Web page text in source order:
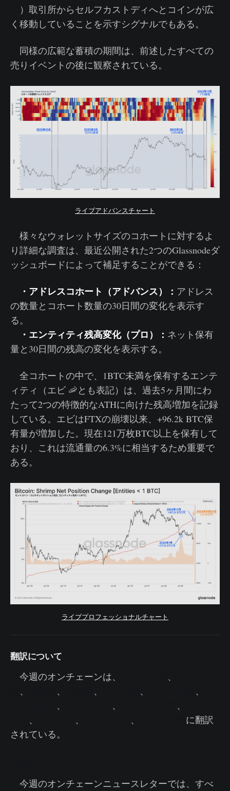
）取引所からセルフカストディへとコインが広
く移動していることを示すシグナルでもある。
同様の広範な蓄積の期間は、前述したすべての
売りイベントの後に観察されている。
ライブアドバンスチャート
様々なウォレットサイズのコホートに対するよ
り詳細な調査は、最近公開された2つのGlassnodeダ
ッシュボードによって補足することができる：
・ アドレスコホート （アドバンス）： アドレス
の数量とコホート数量の30日間の変化を表示す
る。
・ エンティティ残高変化（プロ）： ネット保有
量と30日間の残高の変化を表示する。
全コホートの中で、1BTC未満を保有するエンテ
ィティ（エビ 🦐とも表記）は、過去5ヶ月間にわ
たって2つの特徴的なATHに向けた残高増加を記録
している。エビはFTXの崩壊以来、+96.2k BTC保
有量が増加した。現在121万枚BTC以上を保有して
おり、これは流通量の6.3%に相当するため重要で
ある。
ライブプロフェッショナルチャート
翻訳について
今週のオンチェーンは、 、
、 、 、 、 、
、 、 、
、 、 、
に翻訳
されている。
今週のオンチェーンニュースレターでは、すべ